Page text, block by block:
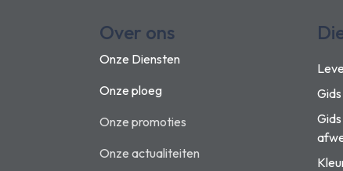
Over ons
Onze Diensten
Onze ploeg
Onze promoties
Onze actualiteiten